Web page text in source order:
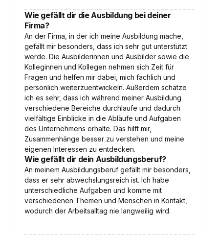
Wie gefällt dir die Ausbildung bei deiner
Firma?
An der Firma, in der ich meine Ausbildung mache,
gefällt mir besonders, dass ich sehr gut unterstützt
werde. Die Ausbilderinnen und Ausbilder sowie die
Kolleginnen und Kollegen nehmen sich Zeit für
Fragen und helfen mir dabei, mich fachlich und
persönlich weiterzuentwickeln. Außerdem schätze
ich es sehr, dass ich während meiner Ausbildung
verschiedene Bereiche durchlaufe und dadurch
vielfältige Einblicke in die Abläufe und Aufgaben
des Unternehmens erhalte. Das hilft mir,
Zusammenhänge besser zu verstehen und meine
eigenen Interessen zu entdecken.
Wie gefällt dir dein Ausbildungsberuf?
An meinem Ausbildungsberuf gefällt mir besonders,
dass er sehr abwechslungsreich ist. Ich habe
unterschiedliche Aufgaben und komme mit
verschiedenen Themen und Menschen in Kontakt,
wodurch der Arbeitsalltag nie langweilig wird.